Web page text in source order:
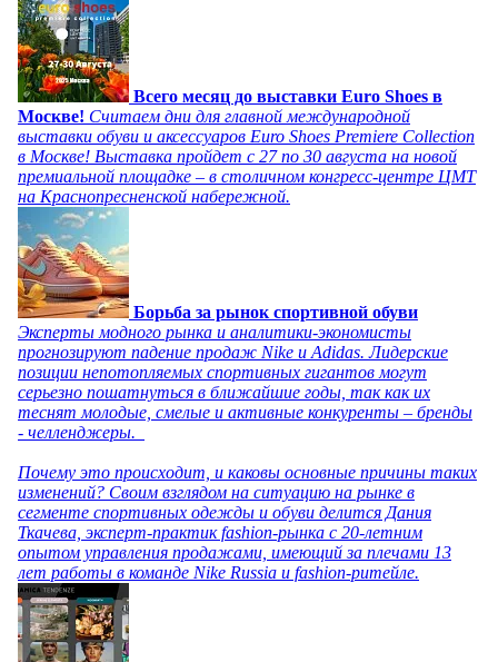
Всего месяц до выставки Euro Shoes в
Москве! Считаем дни для главной международной
выставки обуви и аксессуаров Euro Shoes Premiere Collection
в Москве! Выставка пройдет с 27 по 30 августа на новой
премиальной площадке – в столичном конгресс-центре ЦМТ
на Краснопресненской набережной.
Борьба за рынок спортивной обуви
Эксперты модного рынка и аналитики-экономисты
прогнозируют падение продаж Nike и Adidas. Лидерские
позиции непотопляемых спортивных гигантов могут
серьезно пошатнуться в ближайшие годы, так как их
теснят молодые, смелые и активные конкуренты – бренды
- челленджеры.
Почему это происходит, и каковы основные причины таких
изменений? Своим взглядом на ситуацию на рынке в
сегменте спортивных одежды и обуви делится Дания
Ткачева, эксперт-практик fashion-рынка с 20-летним
опытом управления продажами, имеющий за плечами 13
лет работы в команде Nike Russia и fashion-ритейле.